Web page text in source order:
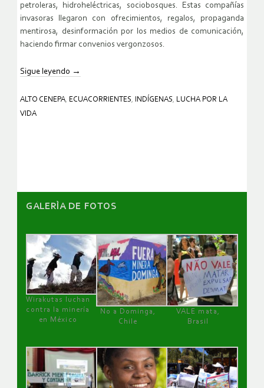
petroleras, hidroheléctricas, sociobosques. Estas compañías
invasoras llegaron con ofrecimientos, regalos, propaganda
mentirosa, desinformación por los medios de comunicación,
haciendo firmar convenios vergonzosos.
Sigue leyendo →
ALTO CENEPA, ECUACORRIENTES, INDÍGENAS, LUCHA POR LA
VIDA
GALERÌA DE FOTOS
Wirakutas luchan
contra la minería
en México
No a Dominga,
Chile
VALE mata,
Brasil